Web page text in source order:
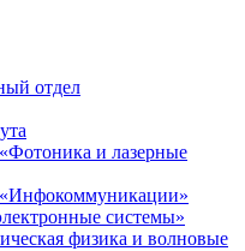
отдел
и лазерные
«Инфокоммуникации»
системы»
физика и волновые